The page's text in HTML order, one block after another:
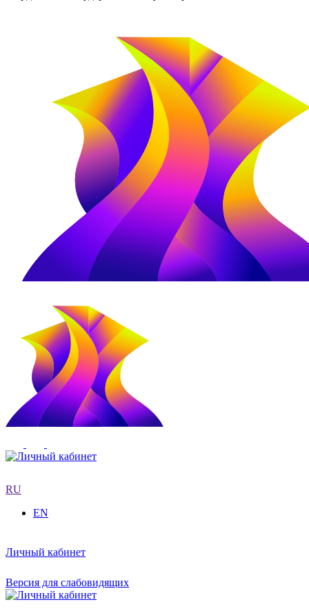
RU
EN
Личный кабинет
Версия для слабовидящих